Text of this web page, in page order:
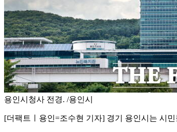
용인시청사 전경. /용인시
[더팩트ㅣ용인=조수현 기자] 경기 용인시는 시